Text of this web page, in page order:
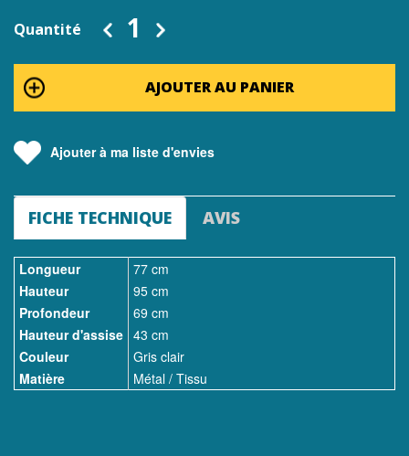
Quantité
AJOUTER AU PANIER
Ajouter à ma liste d'envies
FICHE TECHNIQUE AVIS
Longueur
77 cm
Hauteur
95 cm
Profondeur
69 cm
Hauteur d'assise 43 cm
Couleur
Gris clair
Matière
Métal / Tissu